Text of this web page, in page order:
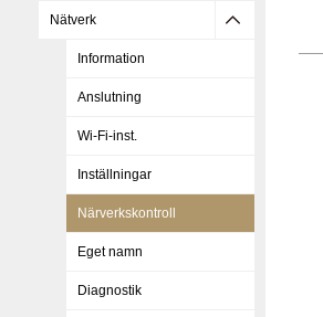
Nätverk
Information
Anslutning
Wi-Fi-inst.
Inställningar
Närverkskontroll
Eget namn
Diagnostik